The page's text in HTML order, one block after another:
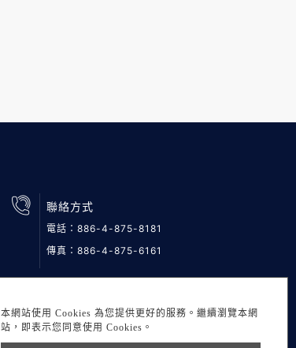
本網站使用 Cookies 為您提供更好的服務。繼續瀏覽本網
站，即表示您同意使用 Cookies。
聯絡方式
電話： 886-4-875-8181
傳真：886-4-875-6161